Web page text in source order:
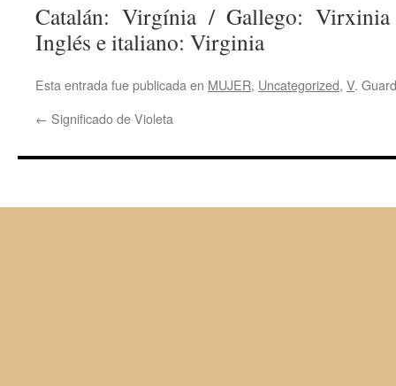
Catalán: Virgínia / Gallego:
Inglés e italiano: Virginia
Esta entrada fue publicada en MUJER, Uncategorized, V.
← Significado de Violeta